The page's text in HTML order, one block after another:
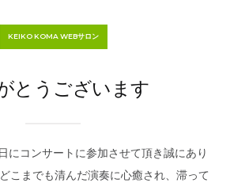
KEIKO KOMA WEBサロン
とうございます
にコンサートに参加させて頂き誠にあり
こまでも清んだ演奏に心癒され、滞って